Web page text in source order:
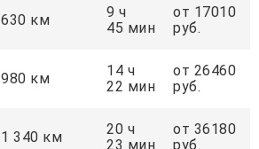
630 км
9 ч
45 мин
от 17010
руб.
980 км
14 ч
22 мин
от 26460
руб.
1 340 км
20 ч
23 мин
от 36180
руб.